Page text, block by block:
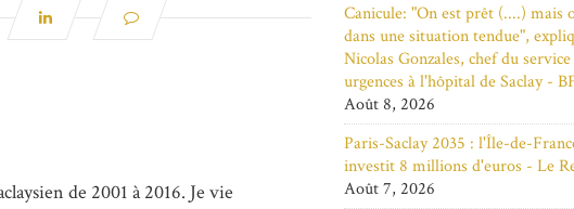
de 2001 à 2016. Je vie
Canicule: "On est prêt (....) mais
dans une situation tendue",
Nicolas Gonzales, chef du service
urgences à l'hôpital de Saclay -
Août 8, 2026
Paris-Saclay 2035 : l'Île-de-
investit 8 millions d'euros - Le
Août 7, 2026